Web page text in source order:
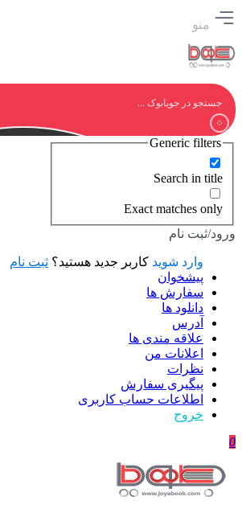
منو
Generic filters
Search in title
Exact matches only
ورود/ثبت نام
وارد شوید کاربر جدید هستید؟ ثبت نام
پیشخوان
سفارش ها
دانلود ها
آدرس
علاقه مندی ها
اعلانات من
نظرات
پیگیری سفارش
اطلاعات حساب كاربری
خروج
0